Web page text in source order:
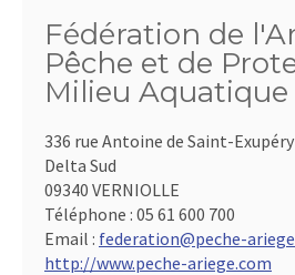
Fédération de
Pêche et de
Milieu Aquatique
336 rue Antoine de Saint-
Delta Sud
09340 VERNIOLLE
Téléphone : 05 61 600 700
Email : federation@peche-
http://www.peche-ariege.com